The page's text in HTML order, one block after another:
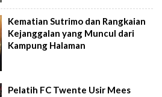
Kematian Sutrimo dan Rangkaian
Kejanggalan yang Muncul dari
Kampung Halaman
Pelatih FC Twente Usir Mees